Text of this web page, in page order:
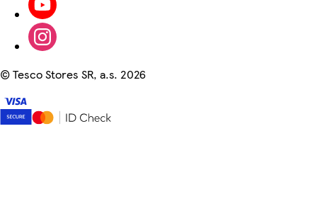
©Tesco Stores SR, a.s. 2026